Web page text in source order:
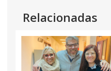
Relacionadas